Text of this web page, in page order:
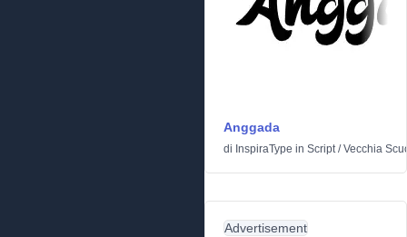
Anggada
di InspiraType in Script/Vecchia
Advertisement